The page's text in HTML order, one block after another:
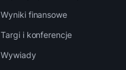
Wyniki finansowe
Targi i konferencje
Wywiady